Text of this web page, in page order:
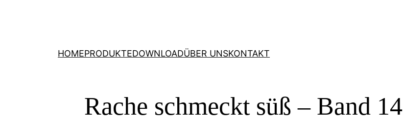
HOMEPRODUKTEDOWNLOADÜBER UNSKONTAKT
Rache schmeckt süß – Band 14